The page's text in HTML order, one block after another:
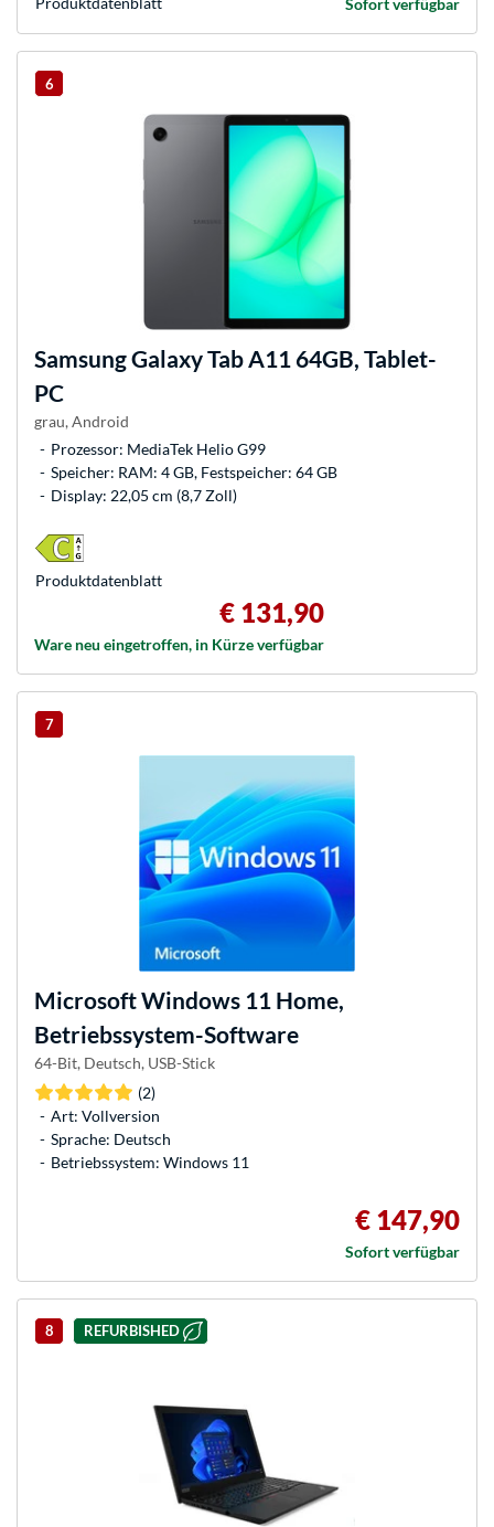
Sofort verfügbar
6
SamsungGalaxy Tab A11 64GB, Tablet-
PC
grau, Android
Prozessor: MediaTek Helio G99
Speicher: RAM: 4 GB, Festspeicher: 64 GB
Display: 22,05 cm (8,7 Zoll)
€ 131,90
Ware neu eingetroffen, in Kürze verfügbar
Produkt­datenblatt
7
MicrosoftWindows 11 Home,
Betriebssystem-Software
64-Bit, Deutsch, USB-Stick
(2)
Art: Vollversion
Sprache: Deutsch
Betriebssystem: Windows 11
€ 147,90
Sofort verfügbar
8 REFURBISHED